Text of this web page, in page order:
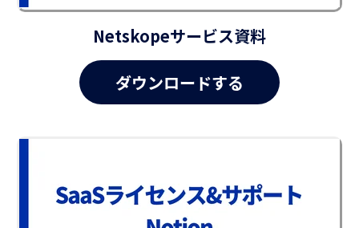
Netskopeサービス資料